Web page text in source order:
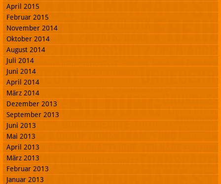
April 2015
Februar 2015
November 2014
Oktober 2014
August 2014
Juli 2014
Juni 2014
April 2014
März 2014
Dezember 2013
September 2013
Juni 2013
Mai 2013
April 2013
März 2013
Februar 2013
Januar 2013